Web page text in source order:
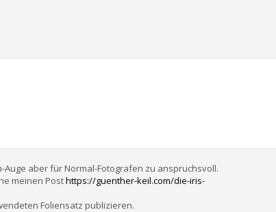
aber für Normal-Fotografen zu anspruchsvoll.
meinen Posthttps://guenther-keil.com/die-iris-
Foliensatz publizieren.